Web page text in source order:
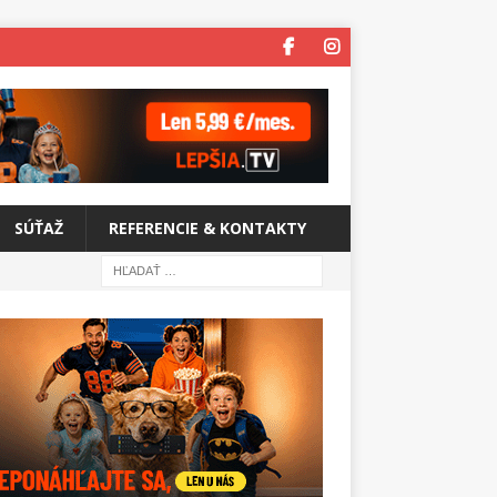
SÚŤAŽ REFERENCIE & KONTAKTY